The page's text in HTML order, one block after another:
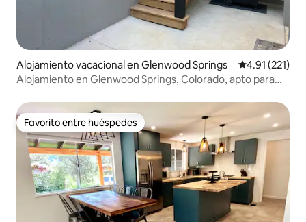
Alojamiento vacacional en Glenwood Springs Calificación
4.91 (221)
Alojamiento en Glenwood Springs, Colorado, apto para
Favorito entre huéspedes
Favorito entre huéspedes